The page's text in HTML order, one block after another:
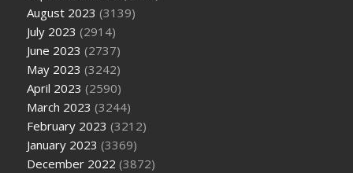
August 2023 (3139)
July 2023 (2914)
June 2023 (2737)
May 2023 (3242)
April 2023 (2590)
March 2023 (3244)
February 2023 (3212)
January 2023 (3369)
December 2022 (3872)